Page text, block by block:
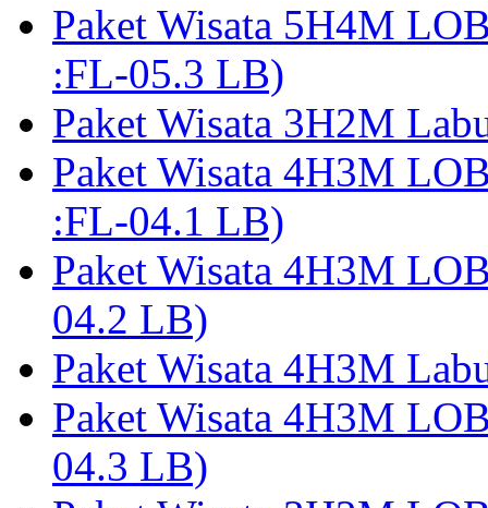
Paket Wisata 5H4M
:FL-05.3 LB)
Paket Wisata 3H2M
Paket Wisata 4H3M
:FL-04.1 LB)
Paket Wisata 4H3M
04.2 LB)
Paket Wisata 4H3M
Paket Wisata 4H3M
04.3 LB)